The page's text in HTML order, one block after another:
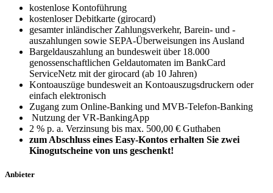
kostenlose Kontoführung
kostenloser Debitkarte (girocard)
gesamter inländischer Zahlungsverkehr, Barein- und -
auszahlungen sowie SEPA-Überweisungen ins Ausland
Bargeldauszahlung an bundesweit über 18.000
genossenschaftlichen Geldautomaten im BankCard
ServiceNetz mit der girocard (ab 10 Jahren)
Kontoauszüge bundesweit an Kontoauszugsdruckern oder
einfach elektronisch
Zugang zum Online-Banking und MVB-Telefon-Banking
Nutzung der VR-BankingApp
2 % p. a. Verzinsung bis max. 500,00 € Guthaben
zum Abschluss eines Easy-Kontos erhalten Sie zwei
Kinogutscheine von uns geschenkt!
Anbieter